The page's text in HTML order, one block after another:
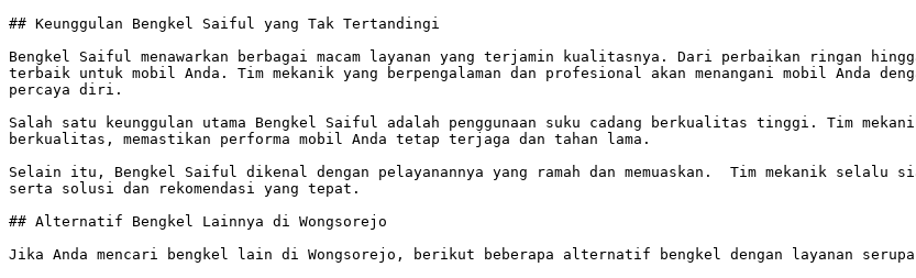
## Keunggulan Bengkel Saiful yang Tak Tertandingi
Bengkel Saiful menawarkan berbagai macam layanan yang terjamin kualitasnya. Dari perbaikan ringan
terbaik untuk mobil Anda. Tim mekanik yang berpengalaman dan profesional akan menangani mobil Anda
percaya diri.
Salah satu keunggulan utama Bengkel Saiful adalah penggunaan suku cadang berkualitas tinggi. Tim
berkualitas, memastikan performa mobil Anda tetap terjaga dan tahan lama.
Selain itu, Bengkel Saiful dikenal dengan pelayanannya yang ramah dan memuaskan.  Tim mekanik selalu
serta solusi dan rekomendasi yang tepat.
## Alternatif Bengkel Lainnya di Wongsorejo
Jika Anda mencari bengkel lain di Wongsorejo, berikut beberapa alternatif bengkel dengan layanan serupa